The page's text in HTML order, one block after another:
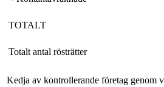
TOTALT
Totalt antal rösträtter
Kedja av kontrollerande företag genom